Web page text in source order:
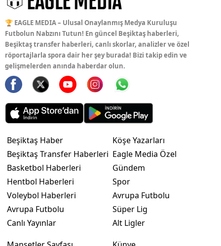
🏆 EAGLE MEDIA – Ulusal Onaylanmış Medya Kuruluşu
Futbolun Nabzını Tutun! En güncel Beşiktaş haberleri,
Beşiktaş transfer haberleri, canlı skorlar, analizler ve özel
röportajlarla spora dair her şey burada! Bizi takip edin ve
gelişmelerden anında haberdar olun.
Beşiktaş Haber
Beşiktaş Transfer Haberleri
Basketbol Haberleri
Hentbol Haberleri
Voleybol Haberleri
Avrupa Futbolu
Canlı Yayınlar
Köşe Yazarları
Eagle Media Özel
Gündem
Spor
Avrupa Futbolu
Süper Lig
Alt Ligler